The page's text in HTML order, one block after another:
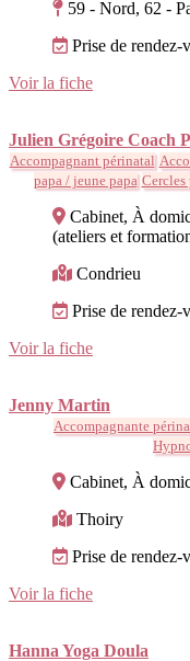
59 - Nord, 62 -
Prise de rendez-
Voir la fiche
Julien Grégoire Coach
Accompagnant périnatal
papa / jeune papa Cercles
Cabinet, À
(ateliers et
Condrieu
Prise de rendez-
Voir la fiche
Jenny Martin
Accompagnante
Cabinet, À
Thoiry
Prise de rendez-
Voir la fiche
Hanna Yoga Doula